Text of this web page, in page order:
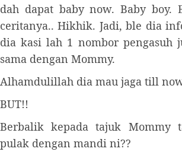
dah dapat baby now. Baby boy.
ceritanya.. Hikhik. Jadi, ble dia
dia kasi lah 1 nombor pengasuh
sama dengan Mommy.
Alhamdulillah dia mau jaga till
BUT!!
Berbalik kepada tajuk Mommy
pulak dengan mandi ni??